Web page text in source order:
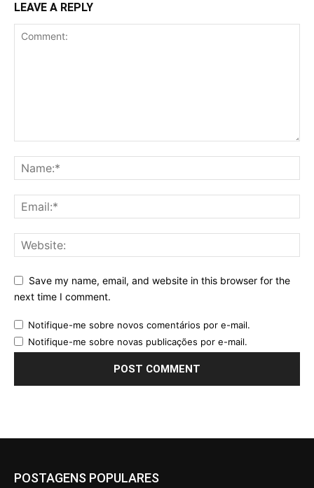
LEAVE A REPLY
Save my name, email, and website in this browser for the
next time I comment.
Notifique-me sobre novos comentários por e-mail.
Notifique-me sobre novas publicações por e-mail.
POSTAGENS POPULARES